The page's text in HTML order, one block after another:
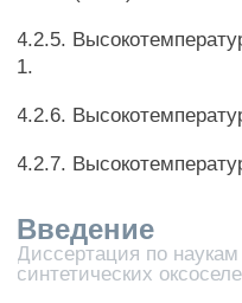
4.2.5.
1.
4.2.6.
4.2.7.
Введение
Диссертация по
синтетических